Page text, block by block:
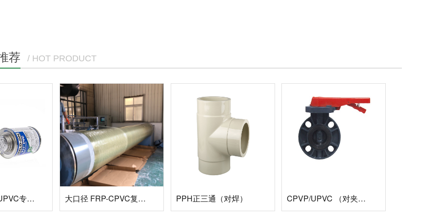
荐 / HOT PRODUCT
IPS胶水711 UPVC专用胶水 大口径 FRP-CPVC复合玻璃钢管 PPH正三通（对焊） CPVP/UPVC （对夹式）手柄式蝶阀